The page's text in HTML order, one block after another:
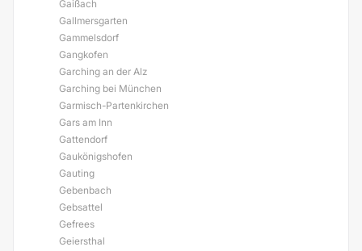
Gaißach
Gallmersgarten
Gammelsdorf
Gangkofen
Garching an der Alz
Garching bei München
Garmisch-Partenkirchen
Gars am Inn
Gattendorf
Gaukönigshofen
Gauting
Gebenbach
Gebsattel
Gefrees
Geiersthal